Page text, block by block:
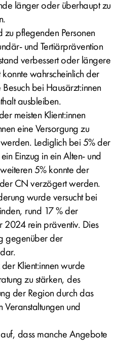
länger oder überhaupt zu
zu pflegenden Personen
und Tertiärprävention
verbessert oder längere
wahrscheinlich der
bei Hausärzt:innen
ausbleiben.
meisten Klient:innen
eine Versorgung zu
Lediglich bei 5% der
Einzug in ein Alten- und
5% konnte der
CN verzögert werden.
wurde versucht bei
rund 17 % der
2024 rein präventiv. Dies
gegenüber der
Klient:innen wurde
zu stärken, des
der Region durch das
und
dass manche Angebote